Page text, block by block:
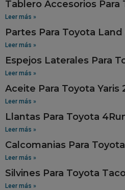
Tablero Accesorios Para
Leer más »
Partes Para Toyota Land
Leer más »
Espejos Laterales Para
Leer más »
Aceite Para Toyota Yaris
Leer más »
Llantas Para Toyota
Leer más »
Calcomanias Para
Leer más »
Silvines Para Toyota
Leer más »